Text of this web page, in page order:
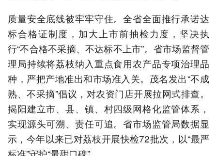
质量安全底线被牢牢守住。全省全面推行承诺达
标合格证制度，加大上市前抽检力度，坚决执
行“不合格不采摘、不达标不上市”。省市场监督管
理局持续将荔枝纳入重点食用农产品专项治理品
种，严把产地准出和市场准入关。茂名发出“不成
熟、不采摘”倡议，对农资门店开展拉网式排查。
揭阳建立市、县、镇、村四级网格化监管体系，
实现源头可溯、责任可追。省市场监管局数据显
示，今年以来已对荔枝开展快检72批次，以“最严
标准”守护“最甜口碑”。